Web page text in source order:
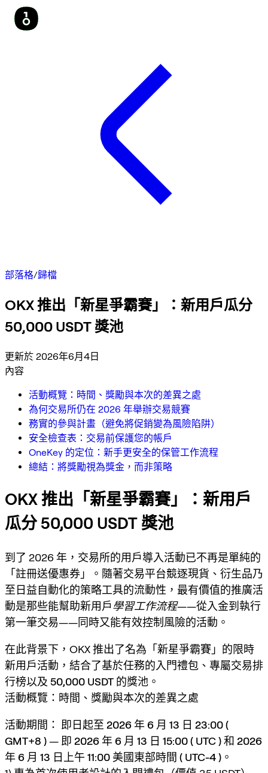
部落格/歸檔
OKX 推出「新星爭霸賽」：新用戶瓜分
50,000 USDT 獎池
更新於 2026年6月4日
內容
活動概覽：時間、獎勵與本次的差異之處
為何交易所仍在 2026 年舉辦交易競賽
務實的參與計畫（避免將促銷變為風險陷阱）
安全檢查表：交易前保護您的帳戶
OneKey 的定位：新手更安全的保管工作流程
總結：將獎勵視為獎金，而非策略
OKX 推出「新星爭霸賽」：新用戶
瓜分 50,000 USDT 獎池
到了 2026 年，交易所的用戶導入活動已不再是單純的
「註冊送優惠券」。隨著交易平台競逐現貨、衍生品乃
至日益自動化的策略工具的流動性，最有價值的推廣活
動是那些能幫助新用戶學習工作流程——從入金到執行
第一筆交易——同時又能有效控制風險的活動。
在此背景下，OKX 推出了名為「新星爭霸賽 」的限時
新用戶活動，結合了基於任務的入門禮包、專屬交易排
行榜以及 50,000 USDT 的獎池。
活動概覽：時間、獎勵與本次的差異之處
活動期間： 即日起至 2026 年 6 月 13 日 23:00 (
GMT+8 )— 即 2026 年 6 月 13 日 15:00 ( UTC )和 2026
年 6 月 13 日上午 11:00 美國東部時間 ( UTC-4 ) 。